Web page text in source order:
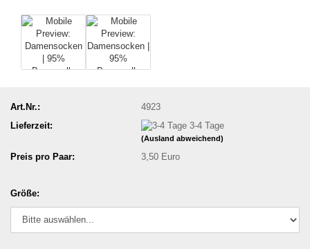
Art.Nr.:
4923
Lieferzeit:
3-4 Tage
(Ausland abweichend)
Preis pro Paar: 3,50 Euro
Größe: